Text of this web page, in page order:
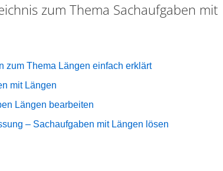
zum Thema Sachaufgaben mit
zum Thema Längen einfach erklärt
mit Längen
Längen bearbeiten
– Sachaufgaben mit Längen lösen